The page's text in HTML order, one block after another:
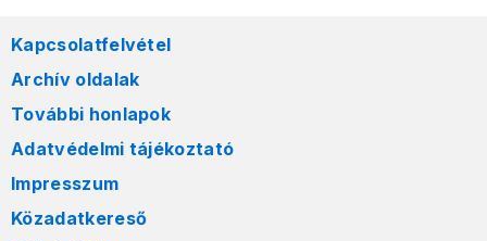
Kapcsolatfelvétel
Archív oldalak
További honlapok
Adatvédelmi tájékoztató
Impresszum
Közadatkereső